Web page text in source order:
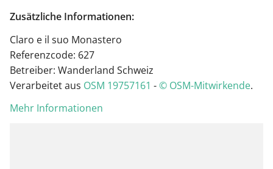
Zusätzliche Informationen:
Claro e il suo Monastero
Referenzcode: 627
Betreiber: Wanderland Schweiz
Verarbeitet aus OSM 19757161 -© OSM-Mitwirkende.
Mehr Informationen